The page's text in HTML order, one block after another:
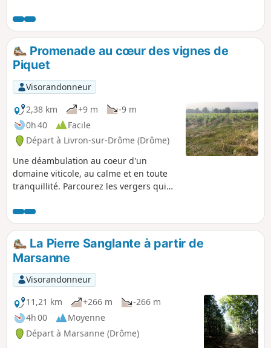
Promenade au cœur des vignes de
Piquet
Visorandonneur
2,38 km
+9 m
-9 m
0h 40
Facile
Départ à Livron-sur-Drôme (Drôme)
Une déambulation au coeur d'un
domaine viticole, au calme et en toute
tranquillité. Parcourez les vergers qui
promenade détente qui change de
couleur et de vie, à chaque saison.
La Pierre Sanglante à partir de
Marsanne
Visorandonneur
11,21 km
+266 m
-266 m
4h 00
Moyenne
Départ à Marsanne (Drôme)